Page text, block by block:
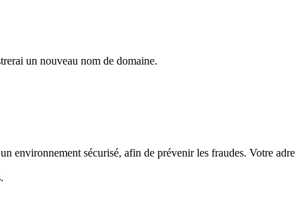
un nouveau nom de domaine.
environnement sécurisé, afin de prévenir les fraudes. Votre